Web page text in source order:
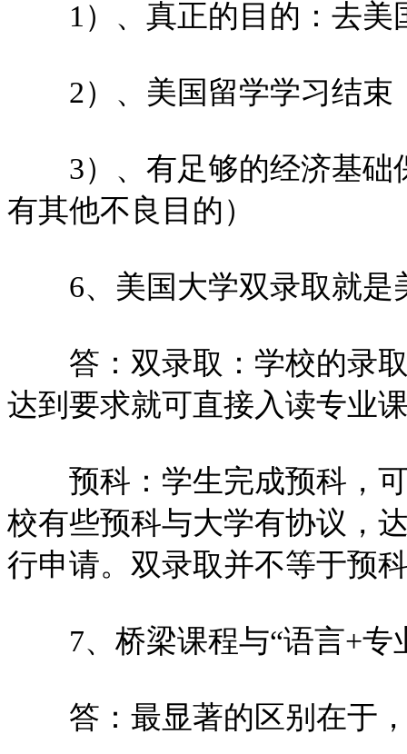
1）、真正的目的：去美
2）、美国留学学习结束
3）、有足够的经济基础
有其他不良目的）
6、美国大学双录取就是
答：双录取：学校的录取
达到要求就可直接入读专业
预科：学生完成预科，可
校有些预科与大学有协议，
行申请。双录取并不等于预
7、桥梁课程与“语言+专
答：最显著的区别在于，